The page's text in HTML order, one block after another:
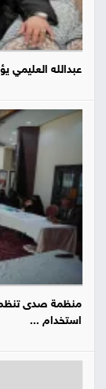
عبدالله العليمي
استخدام ...